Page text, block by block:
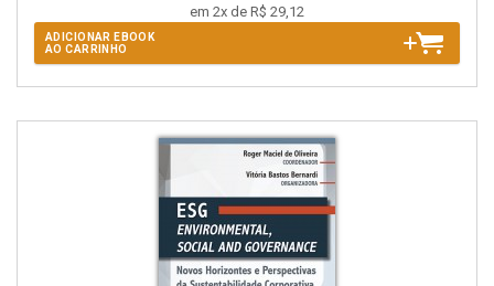
em 2x de R$ 29,12
ADICIONAR EBOOK
AO CARRINHO